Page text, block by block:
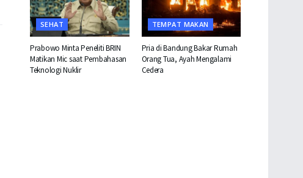
SEHAT
Prabowo Minta Peneliti BRIN
Matikan Mic saat Pembahasan
Teknologi Nuklir
TEMPAT MAKAN
Pria di Bandung Bakar Rumah
Orang Tua, Ayah Mengalami
Cedera